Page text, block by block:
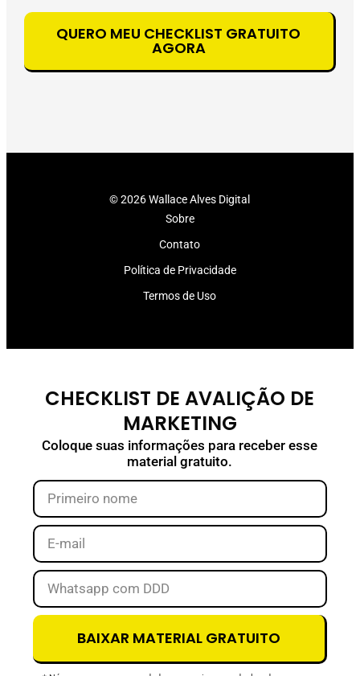
QUERO MEU CHECKLIST GRATUITO
AGORA
© 2026 Wallace Alves Digital
Sobre
Contato
Política de Privacidade
Termos de Uso
CHECKLIST DE AVALIÇÃO DE
MARKETING
Coloque suas informações para receber esse
material gratuito.
BAIXAR MATERIAL GRATUITO